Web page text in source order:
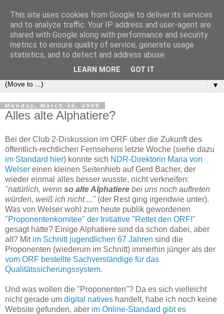
e-comm
Blog zum österreichischen und europäischen Recht der
elektronischen Kommunikationsnetze und -dienste
▼
Monday, March 30, 2009
Alles alte Alphatiere?
Bei der Club 2-Diskussion im ORF über die Zukunft des
öffentlich-rechtlichen Fernsehens letzte Woche (siehe dazu
im Standard hier) konnte sich NDR-Direktorin Maria von
Welser einen kleinen Seitenhieb auf Gerd Bacher, der
wieder einmal alles besser wusste, nicht verkneifen:
"natürlich, wenn so alte Alphatiere bei uns noch auftreten
würden, weiß ich nicht ..." (der Rest ging irgendwie unter).
Was von Welser wohl zum heute publik gewordenen
"Proponentenkomitee" der Initiative "Rettet den ORF!"
gesagt hätte? Einige Alphatiere sind da schon dabei, aber
alt? Mit im Schnitt jugendlichen 67 Jahren sind die
Proponenten (wiederum im Schnitt) immerhin jünger als der
vom ORF bestellte Sachverständige für das
Qualitätssicherungssystem.
Und was wollen die "Proponenten"? Da es sich vielleicht
nicht gerade um digital natives handelt, habe ich noch keine
Website gefunden, aber im Online-Standard gibt es
This site uses cookies from Google to deliver its services
and to analyze traffic. Your IP address and user-agent are
shared with Google along with performance and security
metrics to ensure quality of service, generate usage
statistics, and to detect and address abuse.
LEARN MORE GOT IT